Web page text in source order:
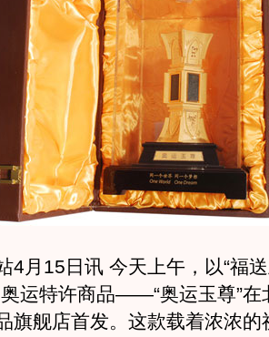
15日讯 今天上午，以“福送
运特许商品——“奥运玉尊”在
旗舰店首发。这款载着浓浓的